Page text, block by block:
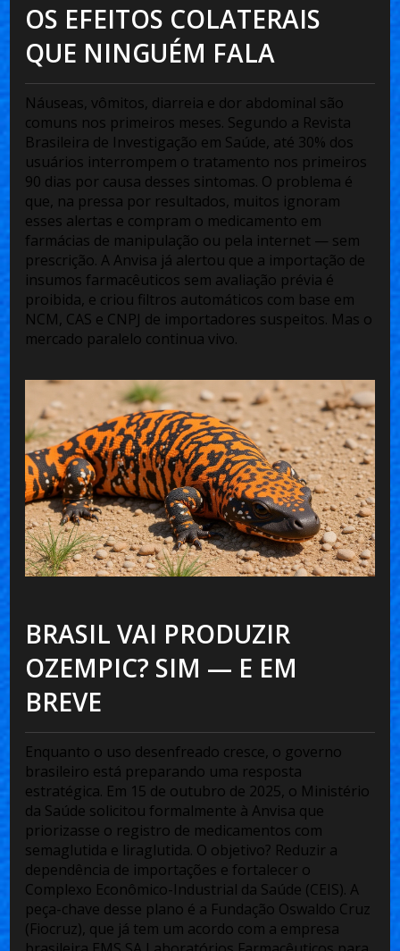
OS EFEITOS COLATERAIS
QUE NINGUÉM FALA
Náuseas, vômitos, diarreia e dor abdominal são
comuns nos primeiros meses. Segundo a Revista
Brasileira de Investigação em Saúde, até 30% dos
usuários interrompem o tratamento nos primeiros
90 dias por causa desses sintomas. O problema é
que, na pressa por resultados, muitos ignoram
esses alertas e compram o medicamento em
farmácias de manipulação ou pela internet — sem
prescrição. AAnvisa já alertou que a importação de
insumos farmacêuticos sem avaliação prévia é
proibida, e criou filtros automáticos com base em
NCM, CAS e CNPJ de importadores suspeitos. Mas o
mercado paralelo continua vivo.
BRASIL VAI PRODUZIR
OZEMPIC? SIM — E EM
BREVE
Enquanto o uso desenfreado cresce, o governo
brasileiro está preparando uma resposta
estratégica. Em 15 de outubro de 2025, o Ministério
da Saúde solicitou formalmente à Anvisa que
priorizasse o registro de medicamentos com
semaglutida e liraglutida. O objetivo? Reduzir a
dependência de importações e fortalecer o
Complexo Econômico-Industrial da Saúde (CEIS). A
peça-chave desse plano é a Fundação Oswaldo Cruz
(Fiocruz), que já tem um acordo com a empresa